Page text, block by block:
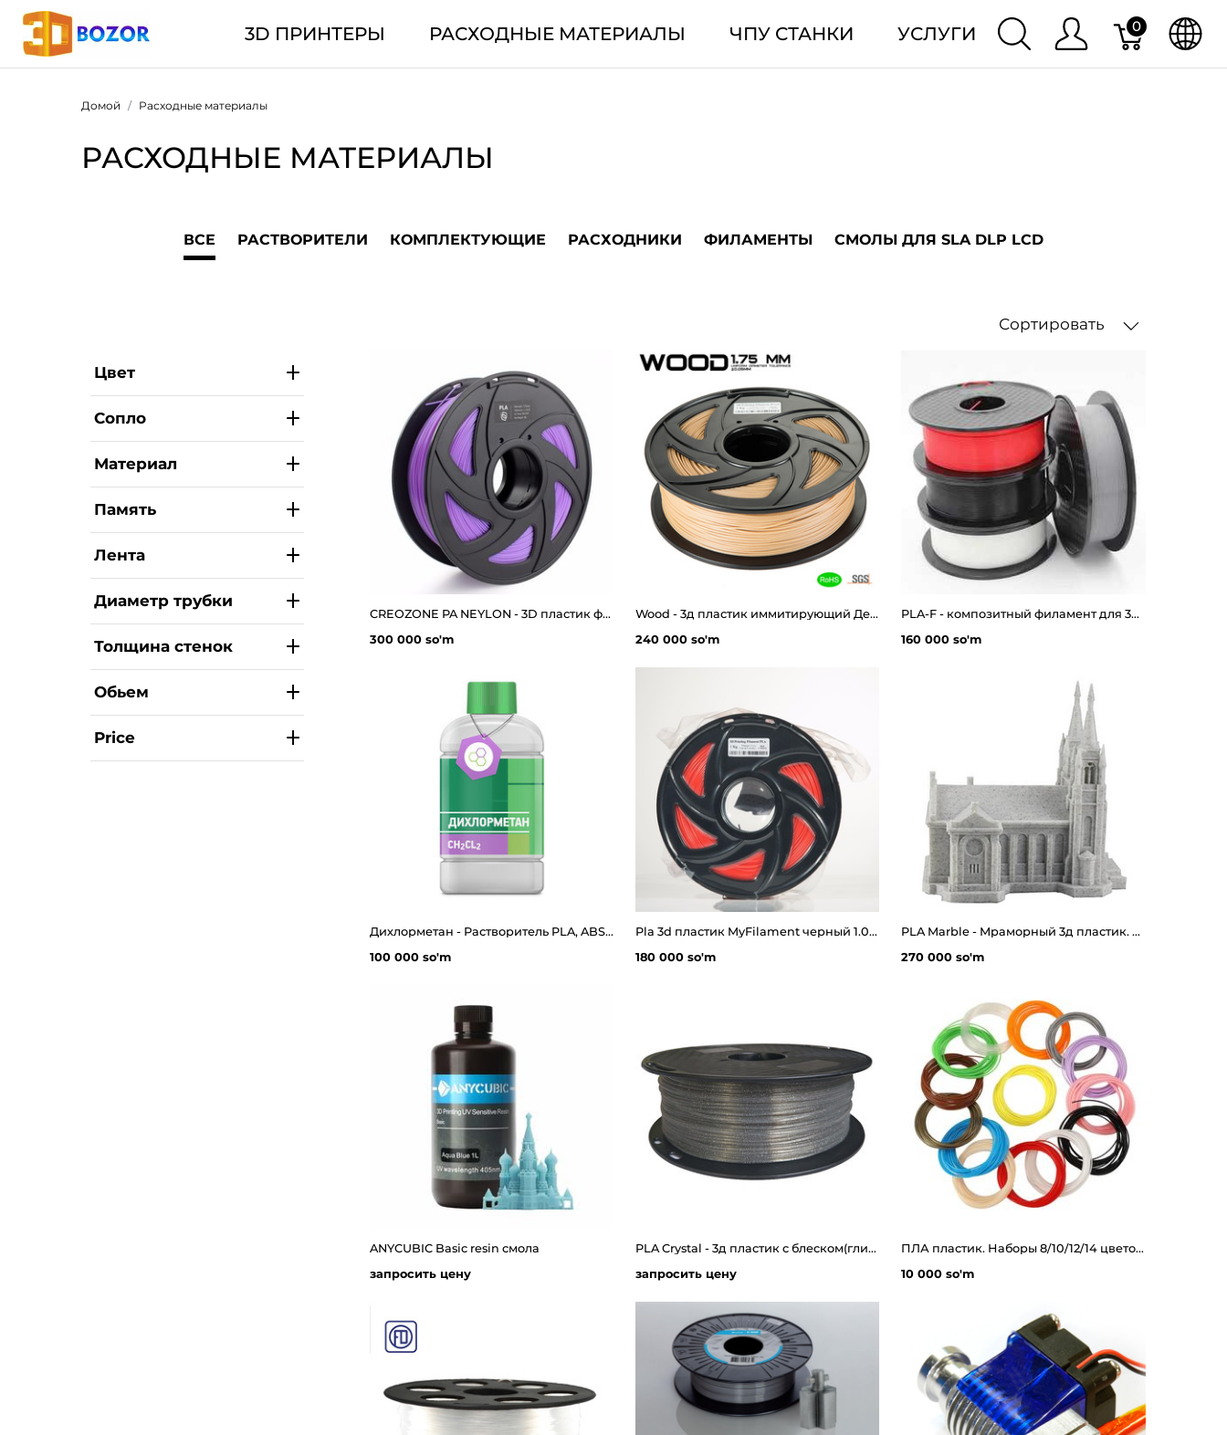
3D ПРИНТЕРЫ РАСХОДНЫЕ МАТЕРИАЛЫ ЧПУ СТАНКИ УСЛУГИ 0
Домой Расходные материалы
РАСХОДНЫЕ МАТЕРИАЛЫ
ВСЕ РАСТВОРИТЕЛИ КОМПЛЕКТУЮЩИЕ РАСХОДНИКИ ФИЛАМЕНТЫ СМОЛЫ ДЛЯ SLA DLP LCD
Сортировать
Цвет
Сопло
Материал
Память
Лента
Диаметр трубки
Толщина стенок
Обьем
Price
CREOZONE PA NEYLON - 3D пластик филамент для 3д принтера. Наивысшего качества
300 000 so'm
Wood - 3д пластик иммитирующий Дерево
240 000 so'm
PLA-F - композитный филамент для 3д принтера 1.0 кг
160 000 so'm
Дихлорметан - Растворитель PLA, ABS, HIPS, SBS, PETG 3d пластиков 0.5л.(665гр)
100 000 so'm
Pla 3d пластик MyFilament черный 1.0 кг
180 000 so'm
PLA Marble - Мраморный 3д пластик. Иммитация камня
270 000 so'm
ANYCUBIC Basic resin смола
запросить цену
PLA Crystal - 3д пластик с блеском(глиттер)
запросить цену
ПЛА пластик. Наборы 8/10/12/14 цветов. Для 3Д ручки. 3D принтера
10 000 so'm